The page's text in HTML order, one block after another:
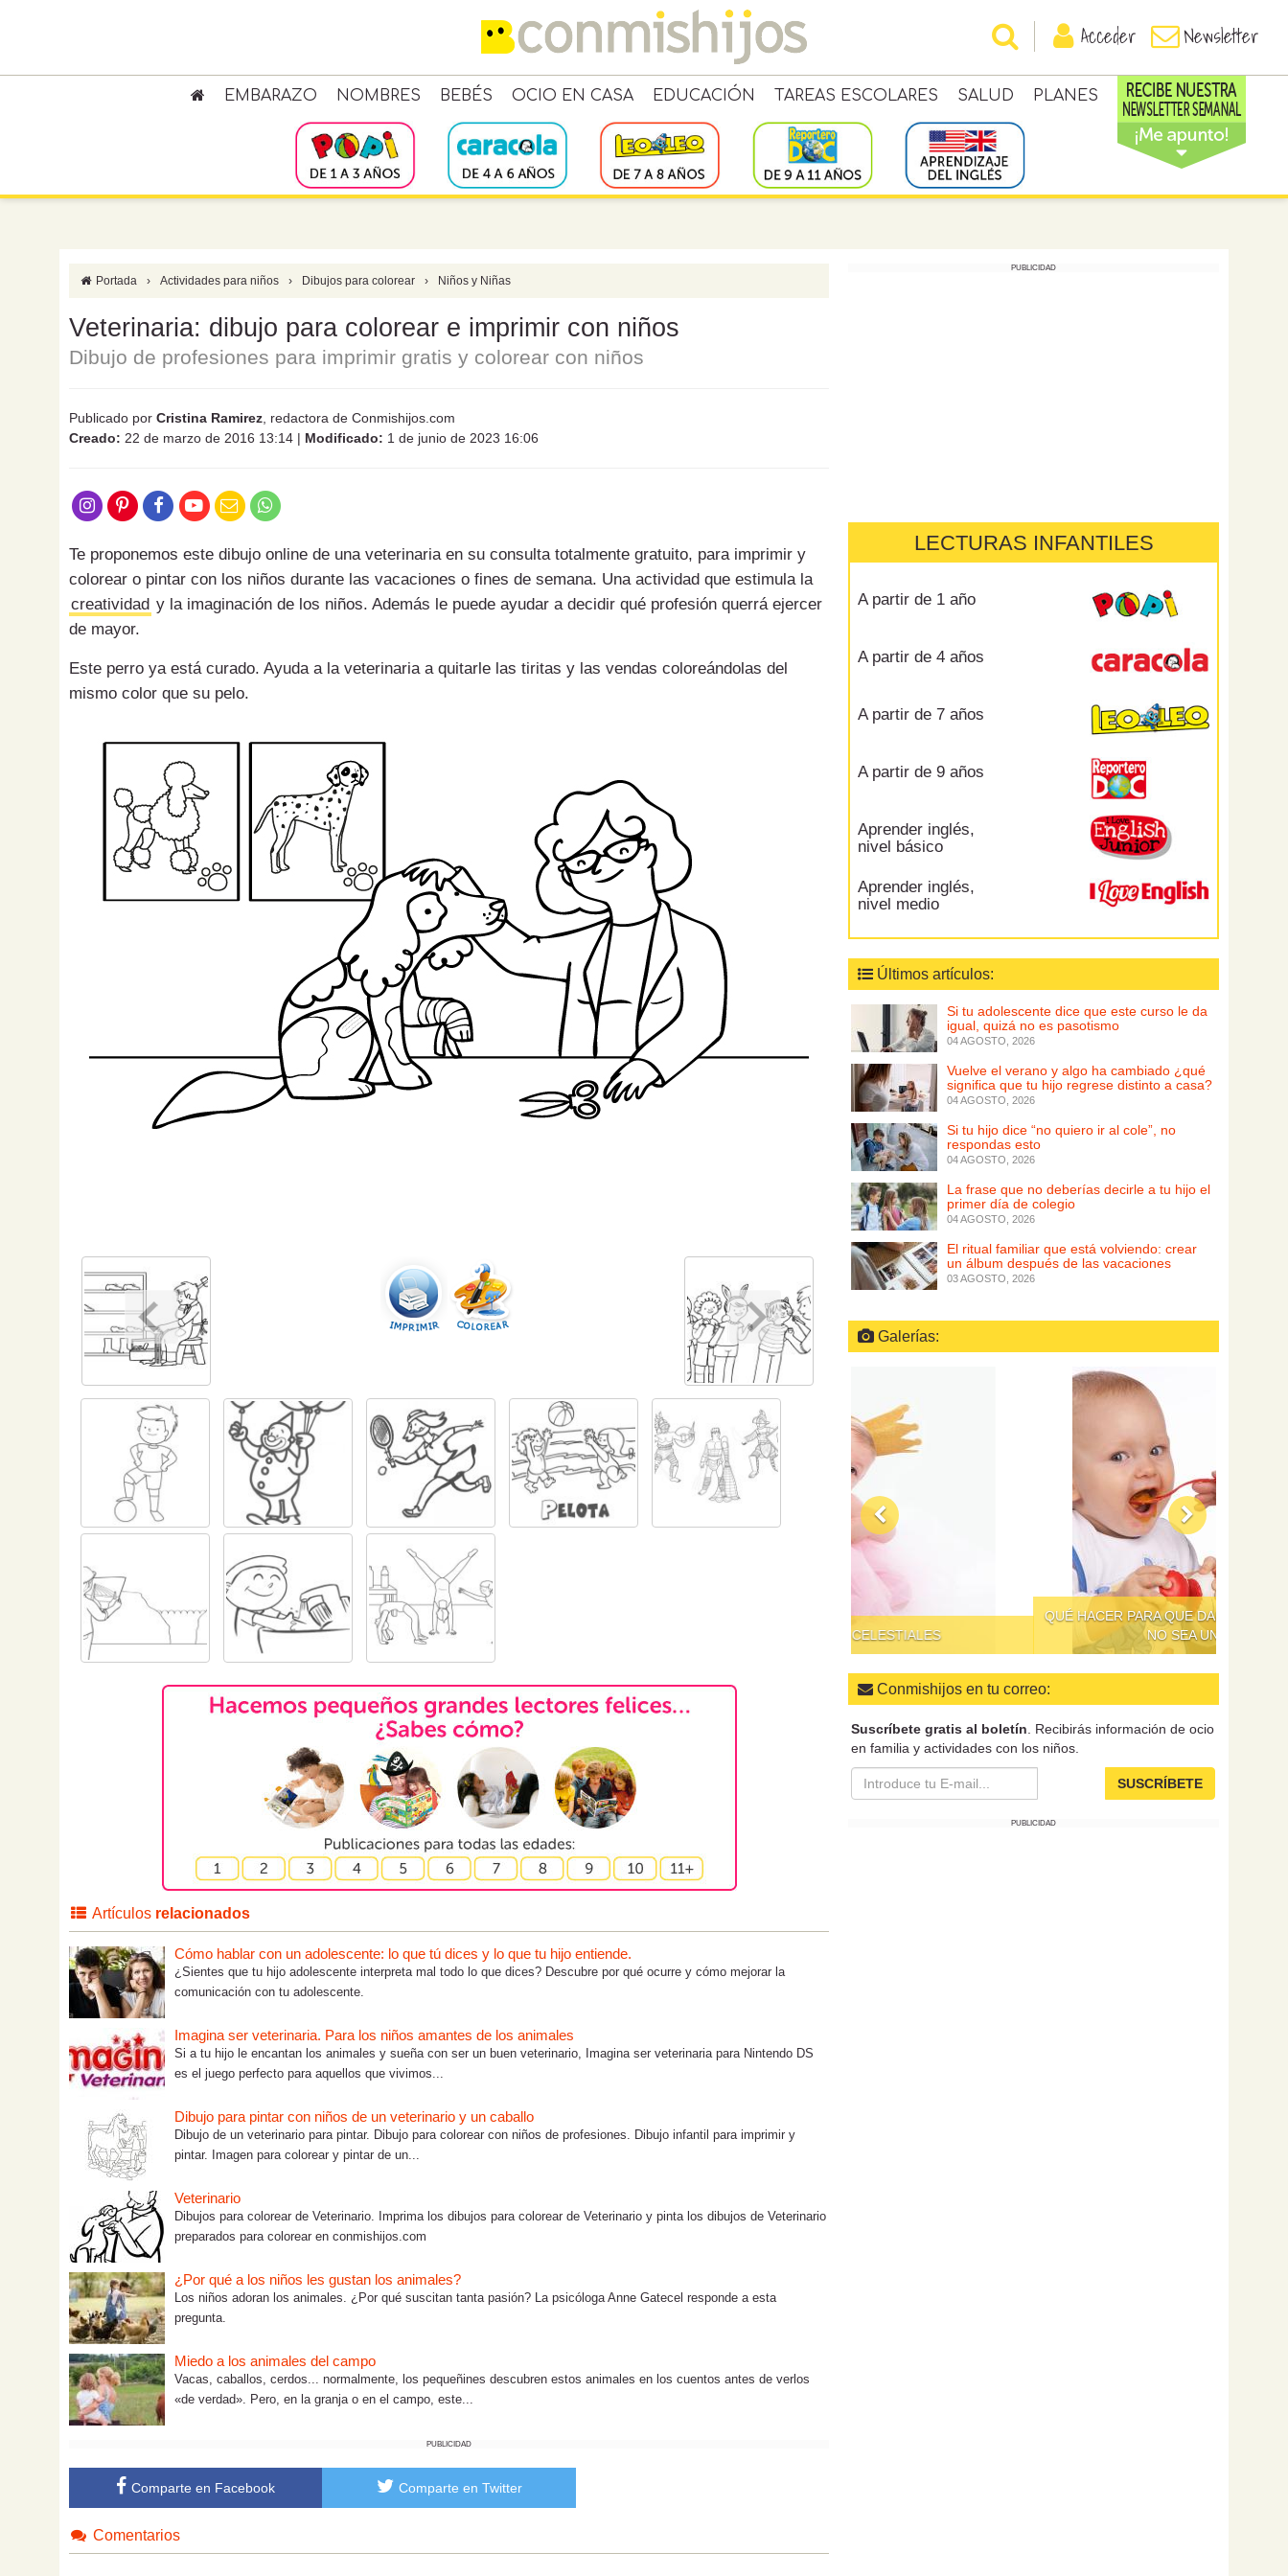
Acceder Newsletter
EMBARAZO NOMBRES BEBÉS OCIO EN CASA EDUCACIÓN TAREAS ESCOLARES SALUD PLANES
Portada › Actividades para niños › Dibujos para colorear › Niños y Niñas
Veterinaria: dibujo para colorear e imprimir con niños
Dibujo de profesiones para imprimir gratis y colorear con niños
Publicado por Cristina Ramirez , redactora de Conmishijos.com
Creado: 22 de marzo de 2016 13:14 | Modificado: 1 de junio de 2023 16:06
Te proponemos este dibujo online de una veterinaria en su consulta totalmente gratuito, para imprimir y
colorear o pintar con los niños durante las vacaciones o fines de semana. Una actividad que estimula la
creatividad y la imaginación de los niños. Además le puede ayudar a decidir qué profesión querrá ejercer
de mayor.
Este perro ya está curado. Ayuda a la veterinaria a quitarle las tiritas y las vendas coloreándolas del
mismo color que su pelo.
Artículos relacionados
Cómo hablar con un adolescente: lo que tú dices y lo que tu hijo entiende.
¿Sientes que tu hijo adolescente interpreta mal todo lo que dices? Descubre por qué ocurre y cómo mejorar la
comunicación con tu adolescente.
Imagina ser veterinaria. Para los niños amantes de los animales
Si a tu hijo le encantan los animales y sueña con ser un buen veterinario, Imagina ser veterinaria para Nintendo DS
es el juego perfecto para aquellos que vivimos...
Dibujo para pintar con niños de un veterinario y un caballo
Dibujo de un veterinario para pintar. Dibujo para colorear con niños de profesiones. Dibujo infantil para imprimir y
pintar. Imagen para colorear y pintar de un...
Veterinario
Dibujos para colorear de Veterinario. Imprima los dibujos para colorear de Veterinario y pinta los dibujos de Veterinario
preparados para colorear en conmishijos.com
¿Por qué a los niños les gustan los animales?
Los niños adoran los animales. ¿Por qué suscitan tanta pasión? La psicóloga Anne Gatecel responde a esta
pregunta.
Miedo a los animales del campo
Vacas, caballos, cerdos... normalmente, los pequeñines descubren estos animales en los cuentos antes de verlos
«de verdad». Pero, en la granja o en el campo, este...
PUBLICIDAD
Comparte en Facebook Comparte en Twitter
Comentarios
PUBLICIDAD
LECTURAS INFANTILES
A partir de 1 año
A partir de 4 años
A partir de 7 años
A partir de 9 años
Aprender inglés,
nivel básico
Aprender inglés,
nivel medio
Últimos artículos:
Si tu adolescente dice que este curso le da
igual, quizá no es pasotismo
04 AGOSTO, 2026
Vuelve el verano y algo ha cambiado ¿qué
significa que tu hijo regrese distinto a casa?
04 AGOSTO, 2026
Si tu hijo dice “no quiero ir al cole”, no
respondas esto
04 AGOSTO, 2026
La frase que no deberías decirle a tu hijo el
primer día de colegio
04 AGOSTO, 2026
El ritual familiar que está volviendo: crear
un álbum después de las vacaciones
03 AGOSTO, 2026
Galerías:
QUÉ HACER PARA QUE DAR DE COMER A LOS NIÑOS
Conmishijos en tu correo:
Suscríbete gratis al boletín . Recibirás información de ocio
en familia y actividades con los niños.
SUSCRÍBETE
PUBLICIDAD